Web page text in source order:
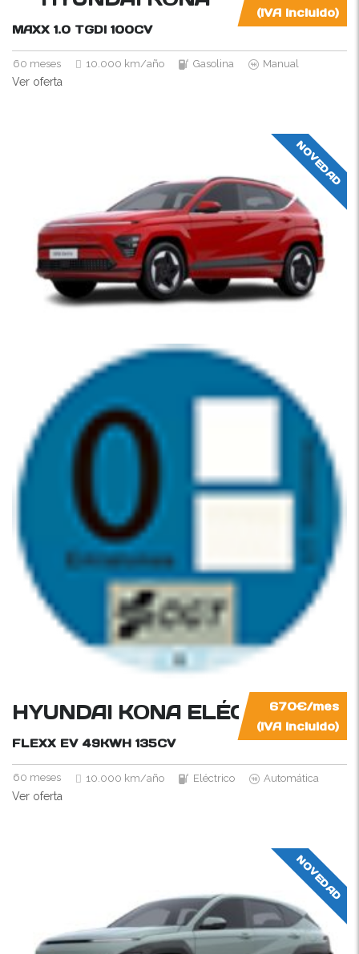
(IVA incluido)
MAXX 1.0 TGDI 100CV
60 meses 10.000 km/año Gasolina Manual
Ver oferta
NOVEDAD
670€/mes
(IVA incluido)
HYUNDAI KONA ELÉCTRICO
FLEXX EV 49KWH 135CV
60 meses 10.000 km/año Eléctrico Automática
Ver oferta
NOVEDAD